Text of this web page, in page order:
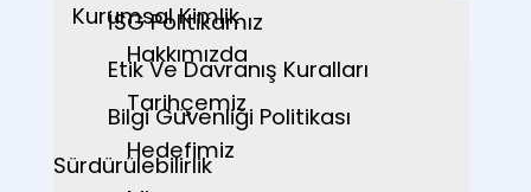
İSG Politikamız
Etik Ve Davranış Kuralları
Bilgi Güvenliği Politikası
Sürdürülebilirlik
Kurumsal Kimlik
Hakkımızda
Tarihçemiz
Hedefimiz